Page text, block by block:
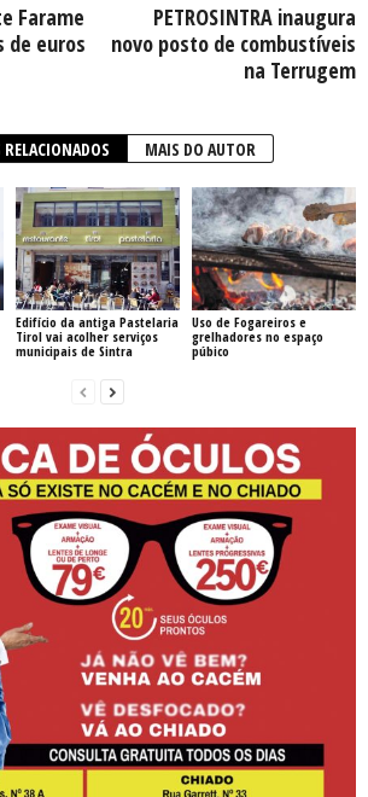
Farame
de euros
PETROSINTRA inaugura
novo posto de combustíveis
na Terrugem
MAIS DO AUTOR
Edifício da antiga Pastelaria
Tirol vai acolher serviços
municipais de Sintra
Uso de Fogareiros e
grelhadores no espaço
púbico